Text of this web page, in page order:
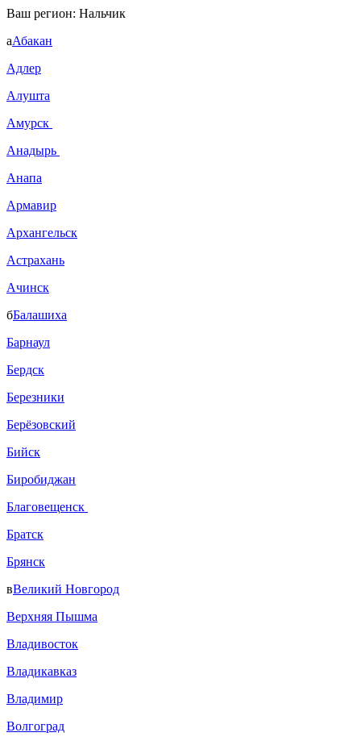
Ваш регион: Нальчик
аАбакан
Адлер
Алушта
Амурск
Анадырь
Анапа
Армавир
Архангельск
Астрахань
Ачинск
бБалашиха
Барнаул
Бердск
Березники
Берёзовский
Бийск
Биробиджан
Благовещенск
Братск
Брянск
вВеликий Новгород
Верхняя Пышма
Владивосток
Владикавказ
Владимир
Волгоград